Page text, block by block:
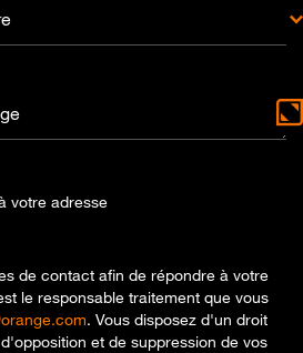
votre adresse
de contact afin de répondre à votre
le responsable traitement que vous
. Vous disposez d'un droit
et de suppression de vos